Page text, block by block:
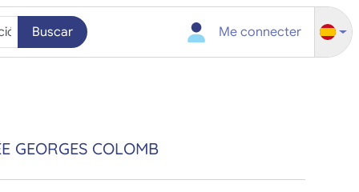
Buscar Me connecter
GEORGES COLOMB